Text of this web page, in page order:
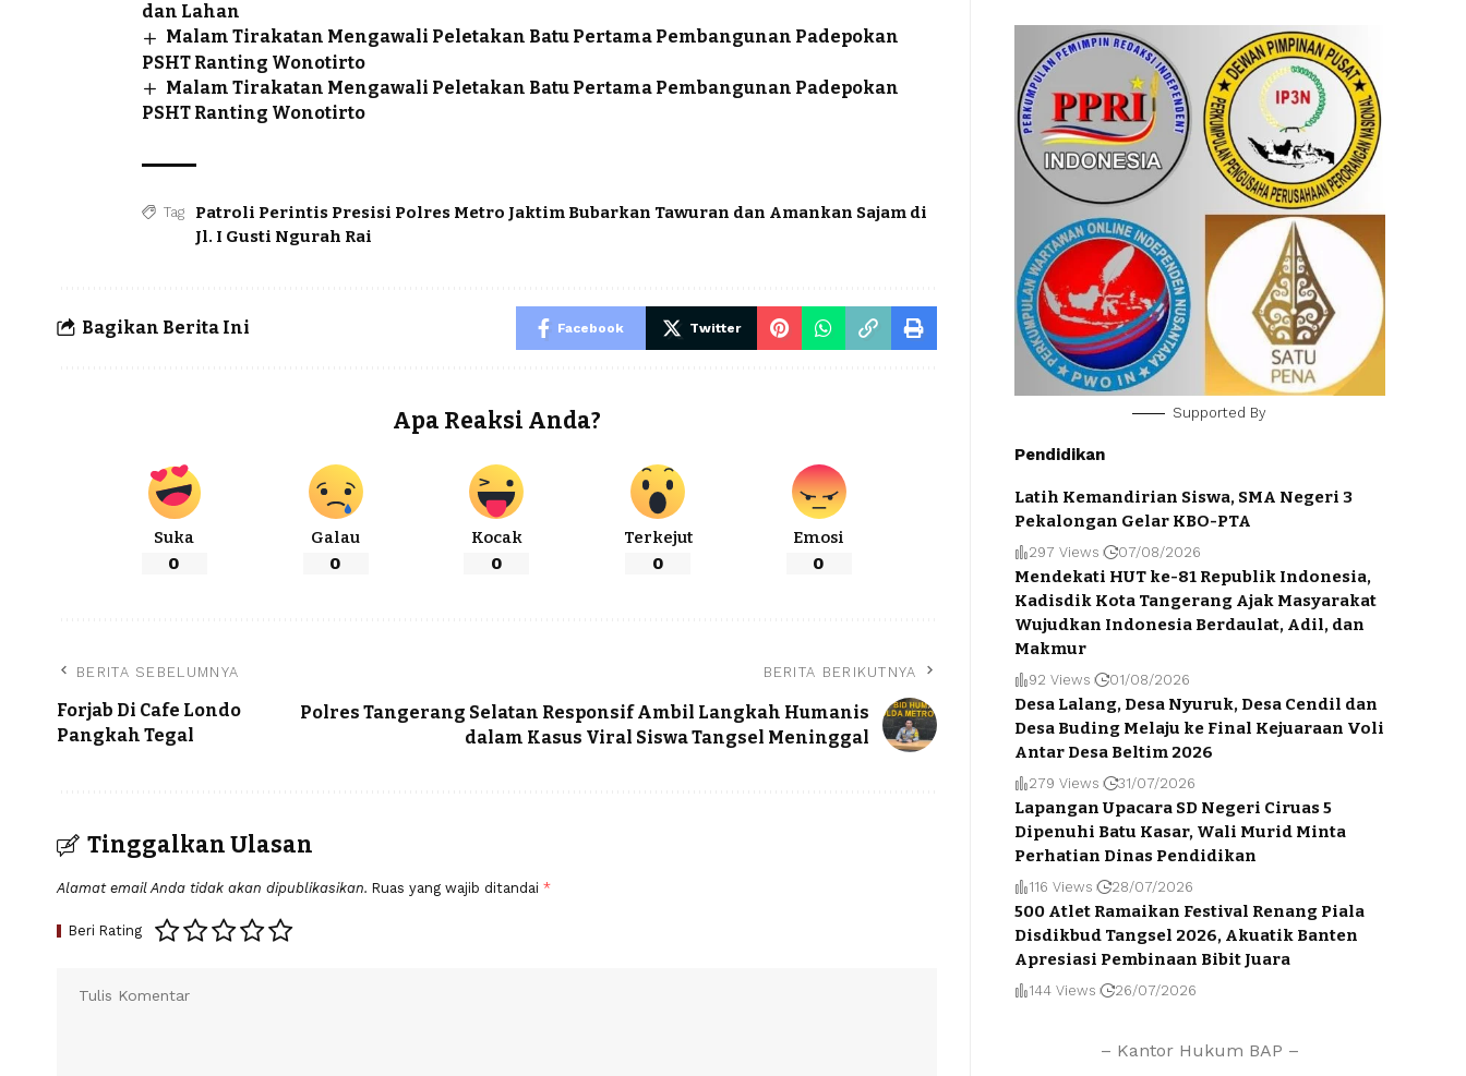
dan Lahan
Malam Tirakatan Mengawali Peletakan Batu Pertama Pembangunan Padepokan
PSHT Ranting Wonotirto
Malam Tirakatan Mengawali Peletakan Batu Pertama Pembangunan Padepokan
PSHT Ranting Wonotirto
Tag
Patroli Perintis Presisi Polres Metro Jaktim Bubarkan Tawuran dan Amankan Sajam di
Jl. I Gusti Ngurah Rai
Bagikan Berita Ini Facebook Twitter
Apa Reaksi Anda?
Suka
0
Galau
0
Kocak
0
Terkejut
0
Emosi
0
BERITA SEBELUMNYA
Forjab Di Cafe Londo
Pangkah Tegal
BERITA BERIKUTNYA
Polres Tangerang Selatan Responsif Ambil Langkah Humanis
dalam Kasus Viral Siswa Tangsel Meninggal
Tinggalkan Ulasan
Alamat email Anda tidak akan dipublikasikan. Ruas yang wajib ditandai *
Beri Rating
Supported By
Pendidikan
Latih Kemandirian Siswa, SMA Negeri 3
Pekalongan Gelar KBO-PTA
297 Views 07/08/2026
Mendekati HUT ke-81 Republik Indonesia,
Kadisdik Kota Tangerang Ajak Masyarakat
Wujudkan Indonesia Berdaulat, Adil, dan
Makmur
92 Views 01/08/2026
Desa Lalang, Desa Nyuruk, Desa Cendil dan
Desa Buding Melaju ke Final Kejuaraan Voli
Antar Desa Beltim 2026
279 Views 31/07/2026
Lapangan Upacara SD Negeri Ciruas 5
Dipenuhi Batu Kasar, Wali Murid Minta
Perhatian Dinas Pendidikan
116 Views 28/07/2026
500 Atlet Ramaikan Festival Renang Piala
Disdikbud Tangsel 2026, Akuatik Banten
Apresiasi Pembinaan Bibit Juara
144 Views 26/07/2026
– Kantor Hukum BAP –